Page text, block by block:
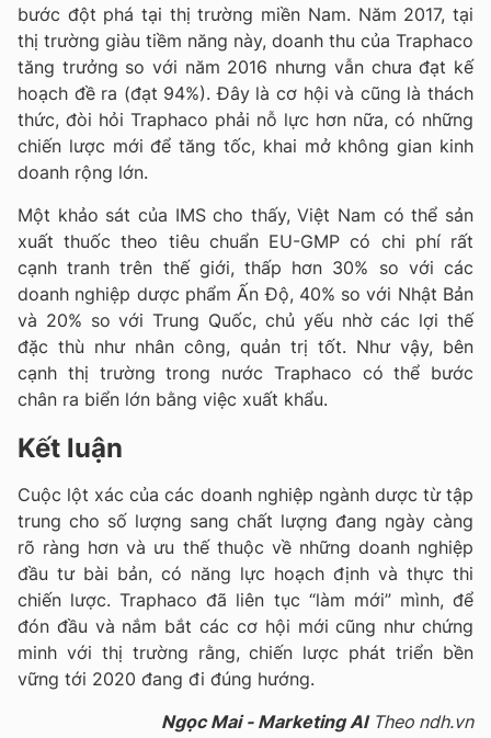
bước đột phá tại thị trường miền Nam. Năm 2017, tại
thị trường giàu tiềm năng này, doanh thu của Traphaco
tăng trưởng so với năm 2016 nhưng vẫn chưa đạt kế
hoạch đề ra (đạt 94%). Đây là cơ hội và cũng là thách
thức, đòi hỏi Traphaco phải nỗ lực hơn nữa, có những
chiến lược mới để tăng tốc, khai mở không gian kinh
doanh rộng lớn.
Một khảo sát của IMS cho thấy, Việt Nam có thể sản
xuất thuốc theo tiêu chuẩn EU-GMP có chi phí rất
cạnh tranh trên thế giới, thấp hơn 30% so với các
doanh nghiệp dược phẩm Ấn Độ, 40% so với Nhật Bản
và 20% so với Trung Quốc, chủ yếu nhờ các lợi thế
đặc thù như nhân công, quản trị tốt. Như vậy, bên
cạnh thị trường trong nước Traphaco có thể bước
chân ra biển lớn bằng việc xuất khẩu.
Kết luận
Cuộc lột xác của các doanh nghiệp ngành dược từ tập
trung cho số lượng sang chất lượng đang ngày càng
rõ ràng hơn và ưu thế thuộc về những doanh nghiệp
đầu tư bài bản, có năng lực hoạch định và thực thi
chiến lược. Traphaco đã liên tục “làm mới” mình, để
đón đầu và nắm bắt các cơ hội mới cũng như chứng
minh với thị trường rằng, chiến lược phát triển bền
vững tới 2020 đang đi đúng hướng.
Ngọc Mai - Marketing AI Theo ndh.vn